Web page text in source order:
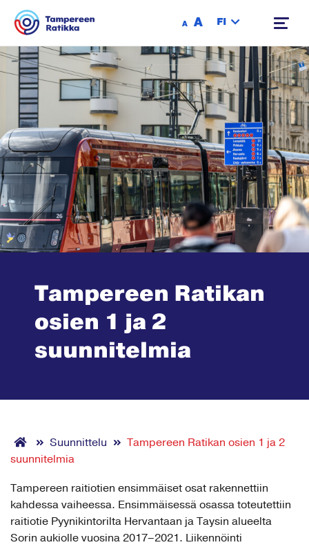
A A FI
Tampereen Ratikan
osien 1 ja 2
suunnitelmia
Suunnittelu
Tampereen Ratikan osien 1 ja 2
suunnitelmia
Tampereen raitiotien ensimmäiset osat rakennettiin
kahdessa vaiheessa. Ensimmäisessä osassa toteutettiin
raitiotie Pyynikintorilta Hervantaan ja Taysin alueelta
Sorin aukiolle vuosina 2017–2021. Liikennöinti